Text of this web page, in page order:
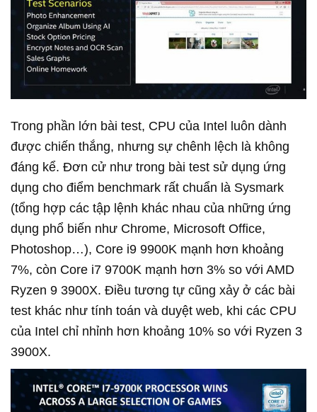
Trong phần lớn bài test, CPU của Intel luôn dành
được chiến thắng, nhưng sự chênh lệch là không
đáng kể. Đơn cử như trong bài test sử dụng ứng
dụng cho điểm benchmark rất chuẩn là Sysmark
(tổng hợp các tập lệnh khác nhau của những ứng
dụng phổ biến như Chrome, Microsoft Office,
Photoshop…), Core i9 9900K mạnh hơn khoảng
7%, còn Core i7 9700K mạnh hơn 3% so với AMD
Ryzen 9 3900X. Điều tương tự cũng xảy ở các bài
test khác như tính toán và duyệt web, khi các CPU
của Intel chỉ nhỉnh hơn khoảng 10% so với Ryzen 3
3900X.